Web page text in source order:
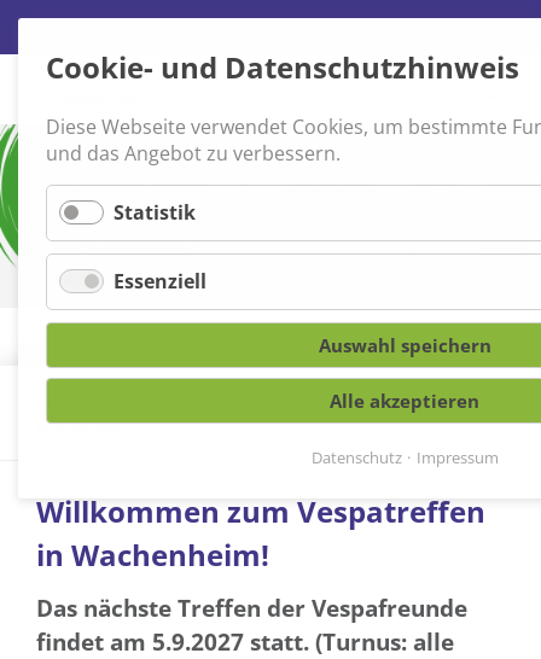
überspringen
Vespatreffen
Wachenheim
Willkommen zum Vespatreffen
in Wachenheim!
Das nächste Treffen der Vespafreunde
findet am 5.9.2027 statt. (Turnus: alle
Cookie- und Datenschutzhinweis
Diese Webseite verwendet Cookies, um bestimmte
und das Angebot zu verbessern.
Statistik
Essenziell
Auswahl speichern
Alle akzeptieren
Datenschutz Impressum